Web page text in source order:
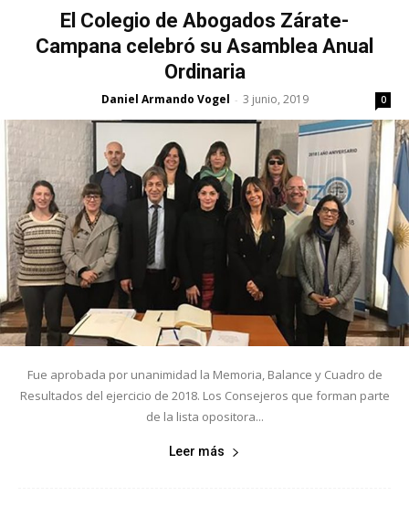
El Colegio de Abogados Zárate-
Campana celebró su Asamblea Anual
Ordinaria
Daniel Armando Vogel - 3 junio, 2019 0
Fue aprobada por unanimidad la Memoria, Balance y Cuadro de
Resultados del ejercicio de 2018. Los Consejeros que forman parte
de la lista opositora...
Leer más